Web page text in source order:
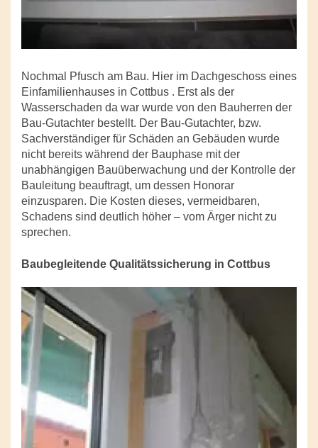
Nochmal Pfusch am Bau. Hier im Dachgeschoss eines
Einfamilienhauses in Cottbus . Erst als der
Wasserschaden da war wurde von den Bauherren der
Bau-Gutachter bestellt. Der Bau-Gutachter, bzw.
Sachverständiger für Schäden an Gebäuden wurde
nicht bereits während der Bauphase mit der
unabhängigen Bauüberwachung und der Kontrolle der
Bauleitung beauftragt, um dessen Honorar
einzusparen. Die Kosten dieses, vermeidbaren,
Schadens sind deutlich höher – vom Ärger nicht zu
sprechen.
Baubegleitende Qualitätssicherung in Cottbus